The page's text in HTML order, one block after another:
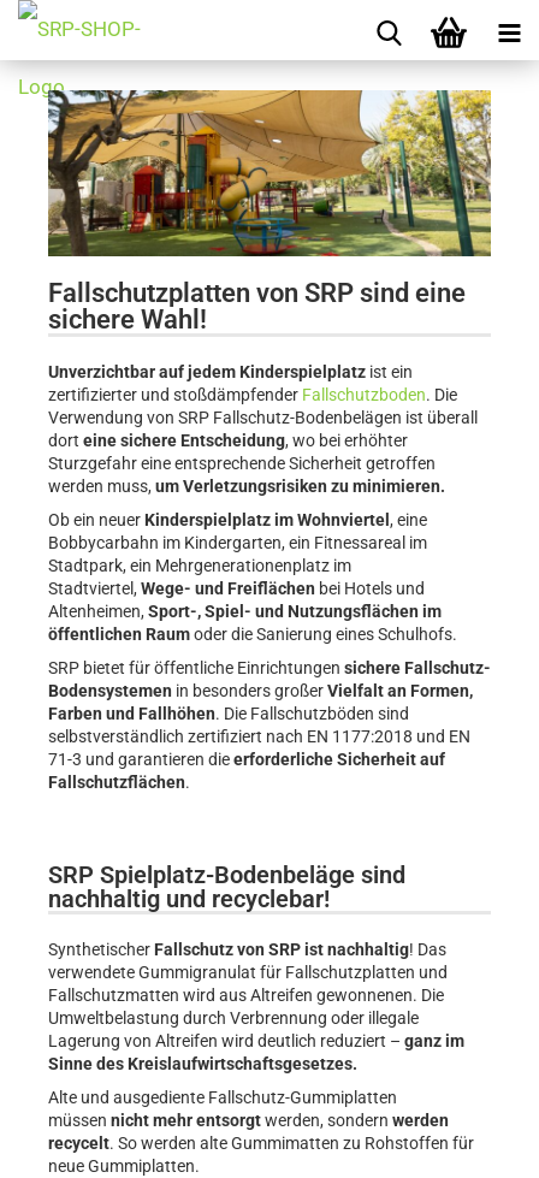
Fallschutzplatten von SRP sind eine
sichere Wahl!
Unverzichtbar auf jedem Kinderspielplatz ist ein
zertifizierter und stoßdämpfender Fallschutzboden. Die
Verwendung von SRP Fallschutz-Bodenbelägen ist überall
dort eine sichere Entscheidung, wo bei erhöhter
Sturzgefahr eine entsprechende Sicherheit getroffen
werden muss, um Verletzungsrisiken zu minimieren.
Ob ein neuer Kinderspielplatz im Wohnviertel , eine
Bobbycarbahn im Kindergarten, ein Fitnessareal im
Stadtpark, ein Mehrgenerationenplatz im
Stadtviertel, Wege- und Freiflächen bei Hotels und
Altenheimen, Sport-, Spiel- und Nutzungsflächen im
öffentlichen Raumoder die Sanierung eines Schulhofs.
SRP bietet für öffentliche Einrichtungen sichere Fallschutz-
Bodensystemen in besonders großerVielfalt an Formen,
Farben und Fallhöhen. Die Fallschutzböden sind
selbstverständlich zertifiziert nach EN 1177:2018 und EN
71-3 und garantieren dieerforderliche Sicherheit auf
Fallschutzflächen.
SRP Spielplatz-Bodenbeläge sind
nachhaltig und recyclebar!
Synthetischer Fallschutz von SRP ist nachhaltig! Das
verwendete Gummigranulat für Fallschutzplatten und
Fallschutzmatten wird aus Altreifen gewonnenen. Die
Umweltbelastung durch Verbrennung oder illegale
Lagerung von Altreifen wird deutlich reduziert – ganz im
Sinne des Kreislaufwirtschaftsgesetzes.
Alte und ausgediente Fallschutz-Gummiplatten
müssen nicht mehr entsorgtwerden, sondern werden
recycelt. So werden alte Gummimatten zu Rohstoffen für
neue Gummiplatten.